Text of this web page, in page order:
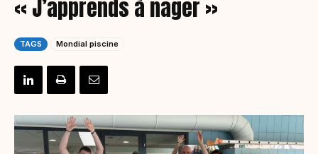
« J’apprends à nager »
TAGS Mondial piscine